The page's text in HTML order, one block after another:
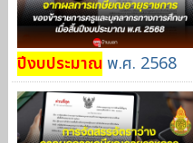
ปีงบประมาณ พ.ศ. 2568